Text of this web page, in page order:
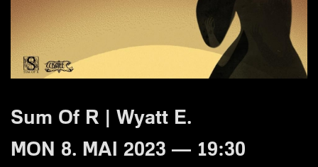
Sum Of R | Wyatt E.
MON 8. MAI 2023 — 19:30